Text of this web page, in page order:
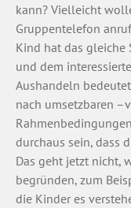
kann? Vielleicht
Gruppentelefon
Kind hat das gleiche
und dem
Aushandeln
nach umsetzbaren
durchaus sein, dass
Das geht jetzt nicht,
begründen, zum
die Kinder es